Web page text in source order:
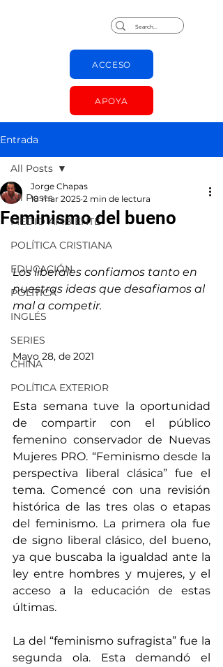
ACCESO
APOYA
Entrada
All Posts
MEDIO AMBIENTE
POLÍTICA CRISTIANA
EDUCACIÓN
POLÍTICA
INGLÉS
SERIES
CHINA
POLÍTICA EXTERIOR
All Posts
Feminismo del bueno
Jorge Chapas
18 mar 2025 2 min de lectura
Los liberales confiamos tanto en
nuestras ideas que desafiamos al
mal a competir.
Mayo 28, de 2021
Esta semana tuve la oportunidad
de compartir con el público
femenino conservador de Nuevas
Mujeres PRO. “Feminismo desde la
perspectiva liberal clásica” fue el
tema. Comencé con una revisión
histórica de las tres olas o etapas
del feminismo. La primera ola fue
de signo liberal clásico, del bueno,
ya que buscaba la igualdad ante la
ley entre hombres y mujeres, y el
acceso a la educación de estas
últimas.
La del “feminismo sufragista” fue la
segunda ola. Esta demandó el